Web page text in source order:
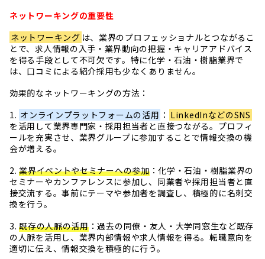
ネットワーキングの重要性
ネットワーキング は、業界のプロフェッショナルとつながるこ
とで、求人情報の入手・業界動向の把握・キャリアアドバイス
を得る手段として不可欠です。特に化学・石油・樹脂業界で
は、口コミによる紹介採用も少なくありません。
効果的なネットワーキングの方法：
1. オンラインプラットフォームの活用 ： LinkedInなどのSNS
を活用して業界専門家・採用担当者と直接つながる。プロフィ
ールを充実させ、業界グループに参加することで情報交換の機
会が増える。
2.業界イベントやセミナーへの参加：化学・石油・樹脂業界の
セミナーやカンファレンスに参加し、同業者や採用担当者と直
接交流する。事前にテーマや参加者を調査し、積極的に名刺交
換を行う。
3.既存の人脈の活用：過去の同僚・友人・大学同窓生など既存
の人脈を活用し、業界内部情報や求人情報を得る。転職意向を
適切に伝え、情報交換を積極的に行う。